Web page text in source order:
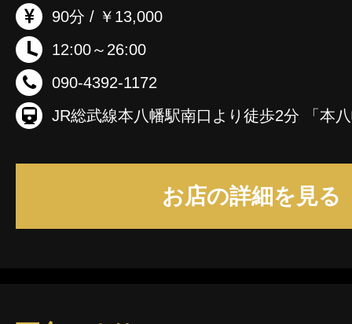
90分 / ￥13,000
12:00～26:00
090-4392-1172
お店の詳細を見る